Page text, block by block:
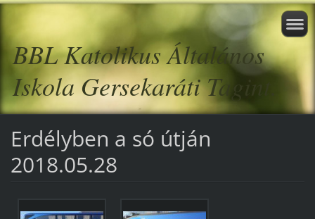
BBL Katolikus Általános
Iskola Gersekaráti Tagint.
Erdélyben a só útján
2018.05.28